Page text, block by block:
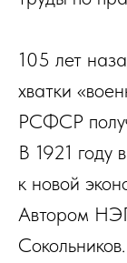
105 лет
хватки
РСФСР
В 1921 году
к новой
Автором